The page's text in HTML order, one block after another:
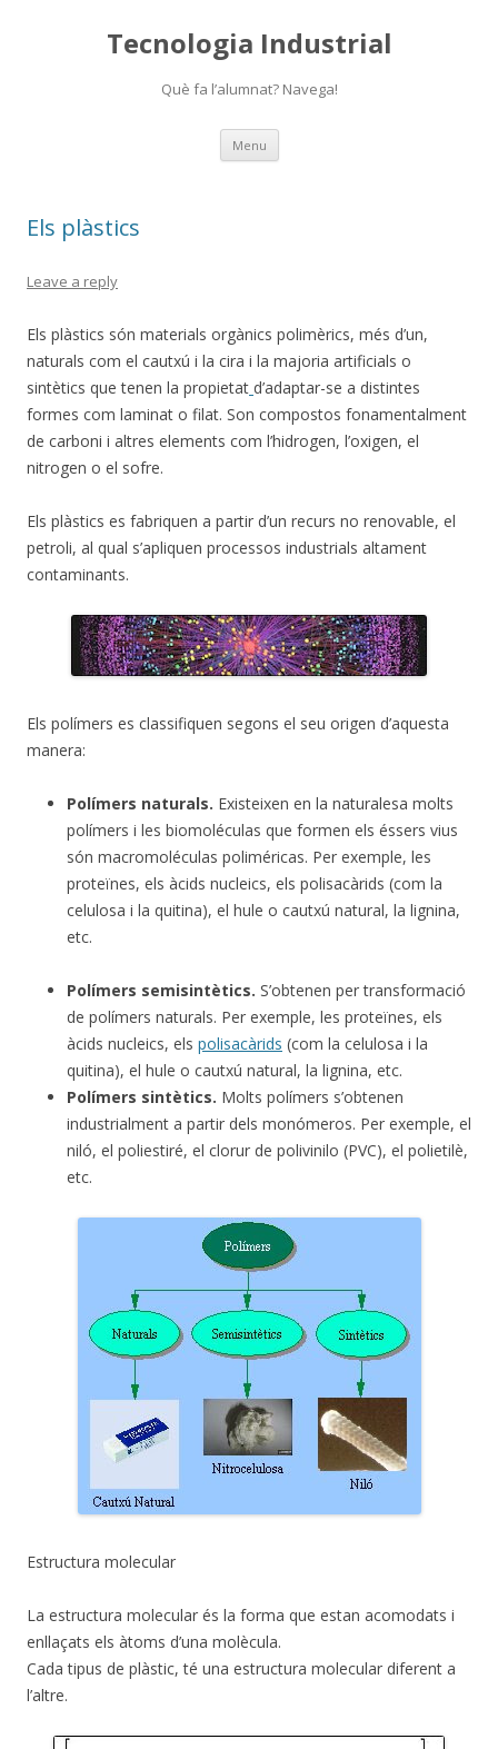
Tecnologia Industrial
Què fa l’alumnat? Navega!
Menu Skip
content
Els plàstics
Leave a reply
Els plàstics són materials orgànics polimèrics, més d’un,
naturals com el cautxú i la cira i la majoria artificials o
sintètics que tenen la propietat d’adaptar-se a distintes
formes com laminat o filat. Son compostos fonamentalment
de carboni i altres elements com l’hidrogen, l’oxigen, el
nitrogen o el sofre.
Els plàstics es fabriquen a partir d’un recurs no renovable, el
petroli, al qual s’apliquen processos industrials altament
contaminants.
Els polímers es classifiquen segons el seu origen d’aquesta
manera:
Polímers naturals. Existeixen en la naturalesa molts
polímers i les biomoléculas que formen els éssers vius
són macromoléculas poliméricas. Per exemple, les
proteïnes, els àcids nucleics, els polisacàrids (com la
celulosa i la quitina), el hule o cautxú natural, la lignina,
etc.
Polímers semisintètics. S’obtenen per transformació
de polímers naturals. Per exemple, les proteïnes, els
àcids nucleics, els polisacàrids (com la celulosa i la
quitina), el hule o cautxú natural, la lignina, etc.
Polímers sintètics. Molts polímers s’obtenen
industrialment a partir dels monómeros. Per exemple, el
niló, el poliestiré, el clorur de polivinilo (PVC), el polietilè,
etc.
Estructura molecular
La estructura molecular és la forma que estan acomodats i
enllaçats els àtoms d’una molècula.
Cada tipus de plàstic, té una estructura molecular diferent a
l’altre.